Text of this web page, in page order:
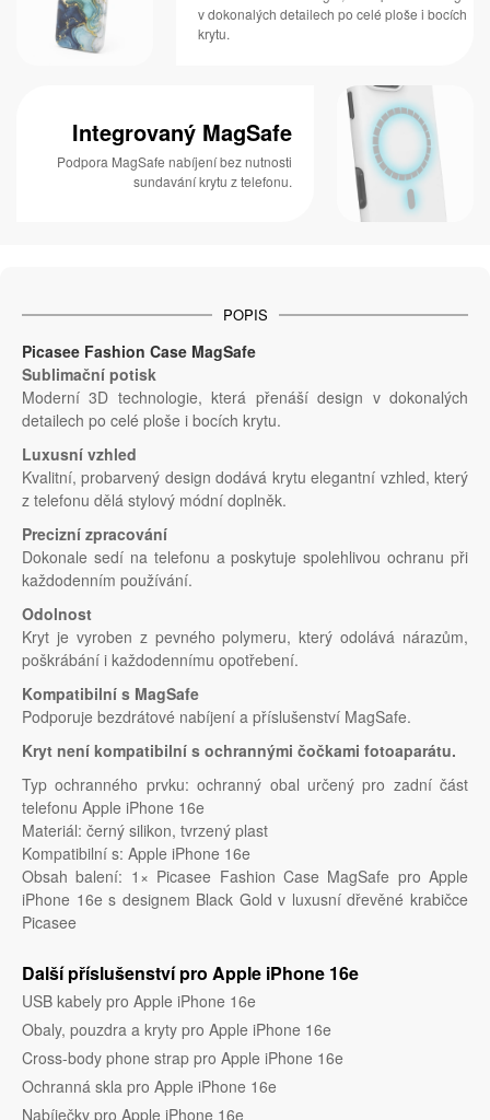
v dokonalých detailech po celé ploše i bocích
krytu.
Integrovaný MagSafe
Podpora MagSafe nabíjení bez nutnosti
sundavání krytu z telefonu.
POPIS
Picasee Fashion Case MagSafe
Sublimační potisk
Moderní 3D technologie, která přenáší design v dokonalých
detailech po celé ploše i bocích krytu.
Luxusní vzhled
Kvalitní, probarvený design dodává krytu elegantní vzhled, který
z telefonu dělá stylový módní doplněk.
Precizní zpracování
Dokonale sedí na telefonu a poskytuje spolehlivou ochranu při
každodenním používání.
Odolnost
Kryt je vyroben z pevného polymeru, který odolává nárazům,
poškrábání i každodennímu opotřebení.
Kompatibilní s MagSafe
Podporuje bezdrátové nabíjení a příslušenství MagSafe.
Kryt není kompatibilní s ochrannými čočkami fotoaparátu.
Typ ochranného prvku: ochranný obal určený pro zadní část
telefonu Apple iPhone 16e
Materiál: černý silikon, tvrzený plast
Kompatibilní s: Apple iPhone 16e
Obsah balení: 1× Picasee Fashion Case MagSafe pro Apple
iPhone 16e s designem Black Gold v luxusní dřevěné krabičce
Picasee
Další příslušenství pro Apple iPhone 16e
USB kabely pro Apple iPhone 16e
Obaly, pouzdra a kryty pro Apple iPhone 16e
Cross-body phone strap pro Apple iPhone 16e
Ochranná skla pro Apple iPhone 16e
Nabíječky pro Apple iPhone 16e